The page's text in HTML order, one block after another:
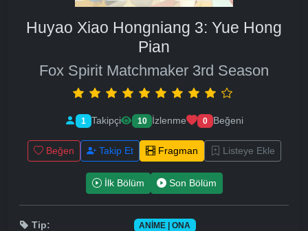
Huyao Xiao Hongniang 3: Yue Hong
Pian
Fox Spirit Matchmaker 3rd Season
1 Takipçi 10 İzlenme 0 Beğeni
Beğen Takip Et Fragman Listeye Ekle
İlk Bölüm Son Bölüm
Tip: ANIME | ONA